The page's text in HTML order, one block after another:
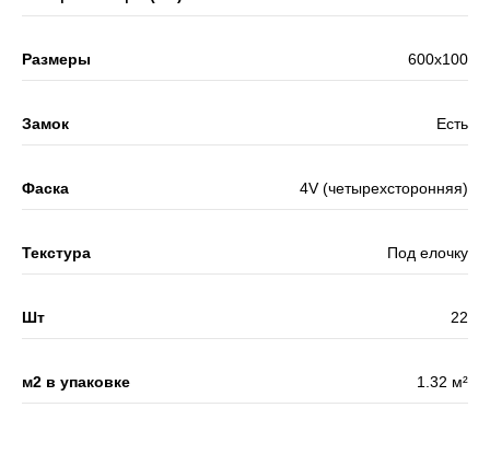
Размеры 600x100
Замок Есть
Фаска 4V (четырехсторонняя)
Текстура Под елочку
Шт 22
м2 в упаковке 1.32 м²